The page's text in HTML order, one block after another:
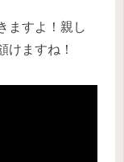
ますよ！親し
けますね！